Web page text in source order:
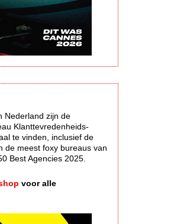
Nederland zijn de
Klanttevredenheids-
te vinden, inclusief de
de meest foxy bureaus van
Best Agencies 2025.
voor alle